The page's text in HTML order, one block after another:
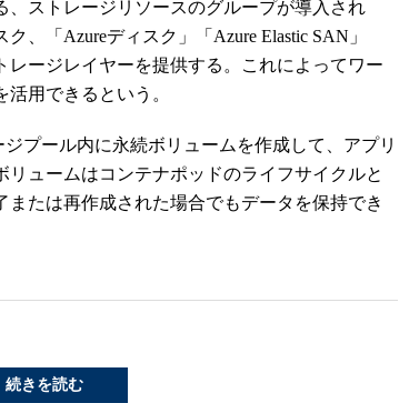
ストレージリソースのグループが導入され
、「Azureディスク」「Azure Elastic SAN」
レージレイヤーを提供する。これによってワー
用できるという。
ジプール内に永続ボリュームを作成して、アプリ
ュームはコンテナポッドのライフサイクルと
たは再作成された場合でもデータを保持でき
続きを読む